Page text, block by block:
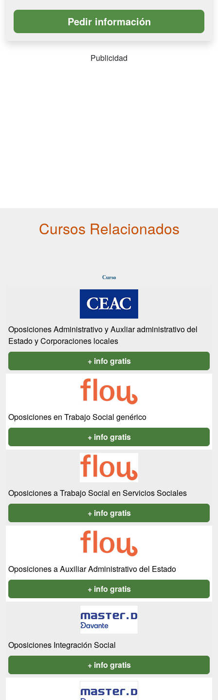
Publicidad
Cursos Relacionados
Curso
Oposiciones Administrativo y Auxliar administrativo del
Estado y Corporaciones locales
+ info gratis
Oposiciones en Trabajo Social genérico
+ info gratis
Oposiciones a Trabajo Social en Servicios Sociales
+ info gratis
Oposiciones a Auxiliar Administrativo del Estado
+ info gratis
Oposiciones Integración Social
+ info gratis